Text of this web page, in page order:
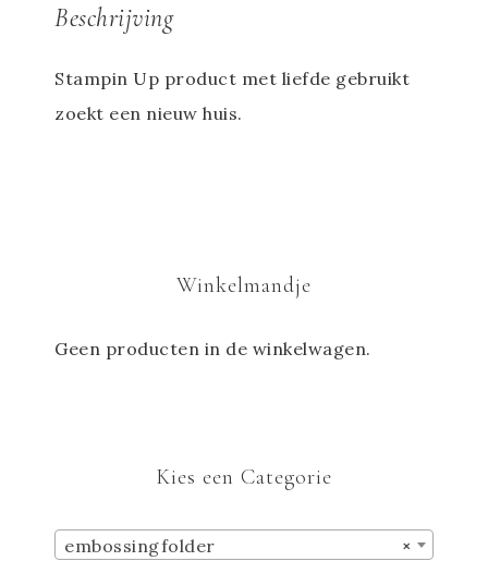
Beschrijving
Stampin Up product met liefde gebruikt
zoekt een nieuw huis.
Winkelmandje
Geen producten in de winkelwagen.
Kies een Categorie
×
embossingfolder